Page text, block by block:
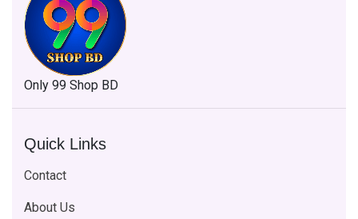
Only 99 Shop BD
Quick Links
Contact
About Us